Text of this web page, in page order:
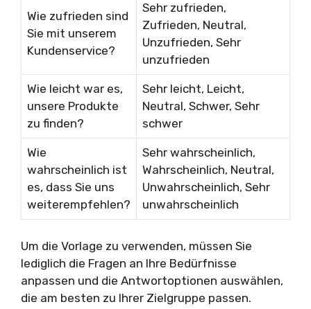
Wie zufrieden sind
Sie mit unserem
Kundenservice?
Sehr zufrieden,
Zufrieden, Neutral,
Unzufrieden, Sehr
unzufrieden
Wie leicht war es,
unsere Produkte
zu finden?
Sehr leicht, Leicht,
Neutral, Schwer, Sehr
schwer
Wie
wahrscheinlich ist
es, dass Sie uns
weiterempfehlen?
Sehr wahrscheinlich,
Wahrscheinlich, Neutral,
Unwahrscheinlich, Sehr
unwahrscheinlich
Um die Vorlage zu verwenden, müssen Sie
lediglich die Fragen an Ihre Bedürfnisse
anpassen und die Antwortoptionen auswählen,
die am besten zu Ihrer Zielgruppe passen.